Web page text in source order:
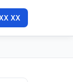
XX